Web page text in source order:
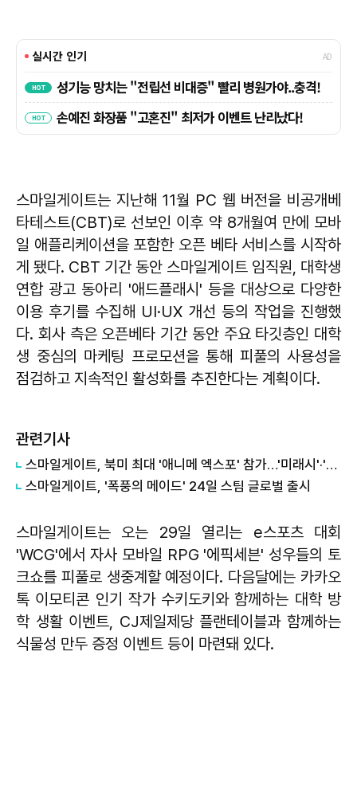
스마일게이트는 지난해 11월 PC 웹 버전을 비공개베
타테스트(CBT)로 선보인 이후 약 8개월여 만에 모바
일 애플리케이션을 포함한 오픈 베타 서비스를 시작하
게 됐다. CBT 기간 동안 스마일게이트 임직원, 대학생
연합 광고 동아리 '애드플래시' 등을 대상으로 다양한
이용 후기를 수집해 UI·UX 개선 등의 작업을 진행했
다. 회사 측은 오픈베타 기간 동안 주요 타깃층인 대학
생 중심의 마케팅 프로모션을 통해 피풀의 사용성을
점검하고 지속적인 활성화를 추진한다는 계획이다.
관련기사
스마일게이트, 북미 최대 '애니메 엑스포' 참가…'미래시'·'카제나' 부스 공개
스마일게이트, '폭풍의 메이드' 24일 스팀 글로벌 출시
스마일게이트는 오는 29일 열리는 e스포츠 대회
'WCG'에서 자사 모바일 RPG '에픽세븐' 성우들의 토
크쇼를 피풀로 생중계할 예정이다. 다음달에는 카카오
톡 이모티콘 인기 작가 수키도키와 함께하는 대학 방
학 생활 이벤트, CJ제일제당 플랜테이블과 함께하는
식물성 만두 증정 이벤트 등이 마련돼 있다.